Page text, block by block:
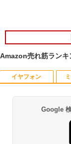
1
Amazon売れ筋ランキ
イヤフォン
Google